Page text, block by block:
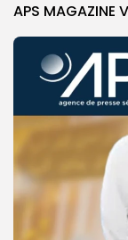
APS MAGAZINE